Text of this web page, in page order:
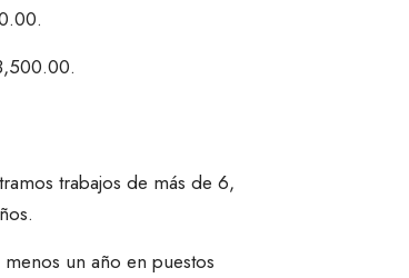
trabajos de más de 6,
un año en puestos